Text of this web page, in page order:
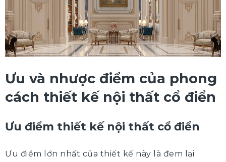
Ưu và nhược điểm của phong
cách thiết kế nội thất cổ điển
Ưu điểm thiết kế nội thất cổ điển
Ưu điểm lớn nhất của thiết kế này là đem lại